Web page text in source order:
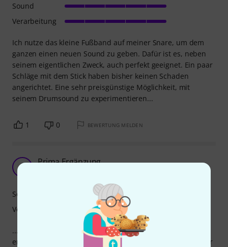
Ich nutze das kleine Fußband auf meiner Snare, um dem
ganzen einen neuen Sound zu geben. Dafür ist es, neben
seinem eigentlichen Zweck, auch perfekt geeignet. Ein paar
Schläge mit dem Stick haben bisher keinen Schaden
angerichtet. Eine sehr preisgünstige Möglichkeit, mit
seinem Drumsound zu experimentieren...
Sound
Verarbeitung
1 0 BEWERTUNG MELDEN
G Prima Ergänzung...
...im Kids Drum Circle und bei Body Percussion. Nur etwas
eng für manche Kinder, ein Glöckchen und eine Perle mehr
Sound
Verarbeitung